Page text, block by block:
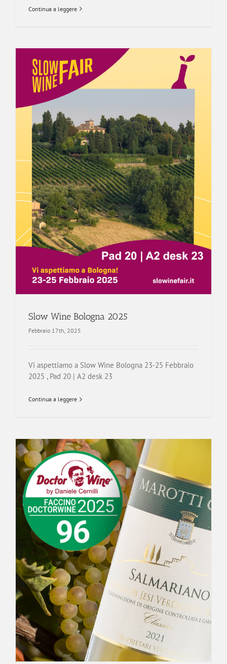
Continua a leggere
Slow Wine Bologna 2025
Febbraio 17th, 2025
Vi aspettiamo a Slow Wine Bologna 23-25 Febbraio
2025 , Pad 20 | A2 desk 23
Continua a leggere